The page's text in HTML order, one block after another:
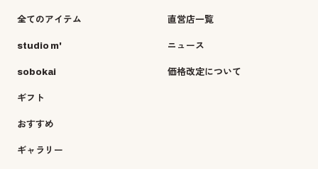
全てのアイテム
studio m'
sobokai
ギフト
おすすめ
ギャラリー
直営店一覧
ニュース
価格改定について